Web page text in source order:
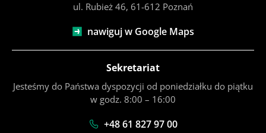
ul. Rubież 46, 61-612 Poznań
nawiguj w Google Maps
Sekretariat
Jesteśmy do Państwa dyspozycji od poniedziałku do piątku
w godz. 8:00 – 16:00
+48 61 827 97 00